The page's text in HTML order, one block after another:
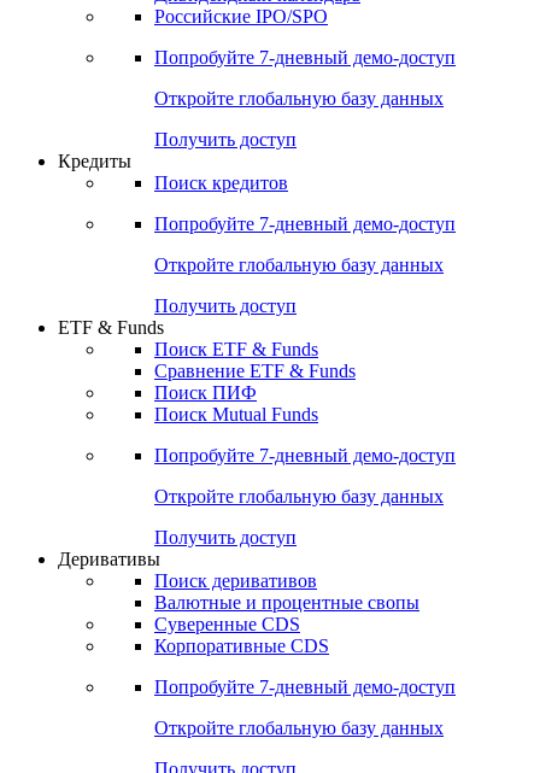
Получить доступ
Поиск акций
Российские IPO/SPO
Попробуйте7-дневный
Откройте глобальную базу данных
Получить доступ
Поиск кредитов
Попробуйте7-дневный
Откройте глобальную базу данных
Получить доступ
ETF & Funds
Сравнение ETF & Funds
Поиск Mutual Funds
Попробуйте7-дневный
Откройте глобальную базу данных
Получить доступ
Деривативы
Валютные и процентные свопы
Корпоративные CDS